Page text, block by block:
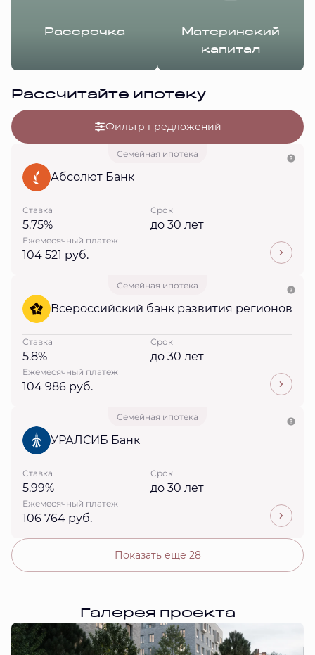
Рассрочка
Материнский
капитал
Рассчитайте ипотеку
Фильтр предложений
Семейная ипотека
Абсолют Банк
Ставка
5.75%
Срок
до 30 лет
Ежемесячный платеж
104 521 руб.
Семейная ипотека
Всероссийский банк развития регионов
Ставка
5.8%
Срок
до 30 лет
Ежемесячный платеж
104 986 руб.
Семейная ипотека
УРАЛСИБ Банк
Ставка
5.99%
Срок
до 30 лет
Ежемесячный платеж
106 764 руб.
Показать еще 28
Галерея проекта